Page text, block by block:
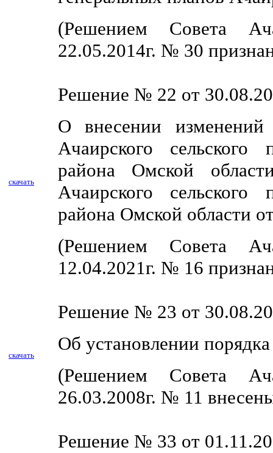
(Решением Совета
22.05.2014г. № 30
скачать
Решение № 22 от
О внесении
Ачаирского сельского
района Омской
Ачаирского сельского
района Омской области
(Решением Совета
12.04.2021г. № 16
скачать
Решение № 23 от
Об установлении
(Решением Совета
26.03.2008г. № 11
Решение № 33 от